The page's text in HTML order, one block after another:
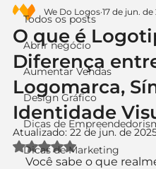
Todos os posts
Abrir negócio
Aumentar Vendas
Design Gráfico
Dicas de
Dicas de Marketing
O que é
Diferença
Logomarca,
Identidade
We Do Logos 17 de jun. de
Atualizado: 22 de jun. de
Avaliado com NaN de
Você sabe o que